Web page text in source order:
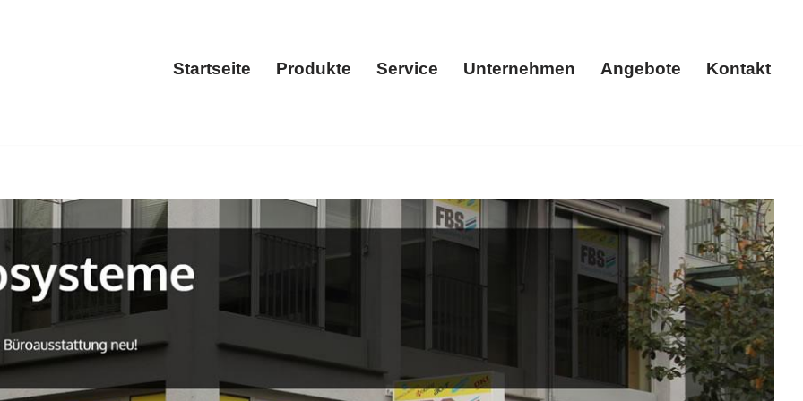
Startseite Produkte Service Unternehmen Angebote Kontakt
𝐆𝐌𝐁𝐇 oder ✓Kopierer Reparatur Service. 𝐅𝐁𝐒 𝐁𝐔𝐄𝐑𝐎𝐒𝐘𝐒𝐓𝐄𝐌𝐄 𝐆𝐌𝐁𝐇, Ihr Drucker&Kopierer
✓Kopierer, ✓Laserdrucker als auch ✓Reparatur & Service. Ihre Aufgaben, unsere Aufgabe ✉.